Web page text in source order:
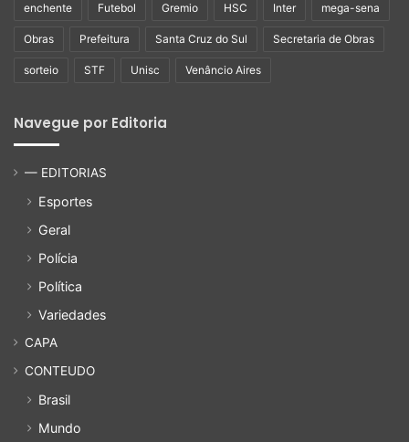
enchente Futebol Gremio HSC Inter mega-sena
Obras Prefeitura Santa Cruz do Sul Secretaria de Obras
sorteio STF Unisc Venâncio Aires
Navegue por Editoria
— EDITORIAS
Esportes
Geral
Polícia
Política
Variedades
CAPA
CONTEUDO
Brasil
Mundo